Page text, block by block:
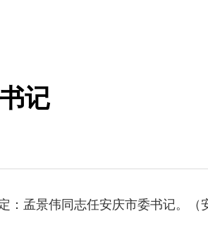
记
：孟景伟同志任安庆市委书记。（